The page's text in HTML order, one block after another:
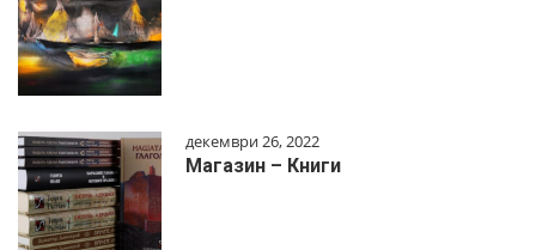
декември 26, 2022
Магазин – Книги